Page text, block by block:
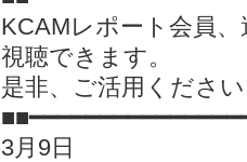
KCAMレポート会員
視聴できます。
是非、ご活用くださ
3月9日